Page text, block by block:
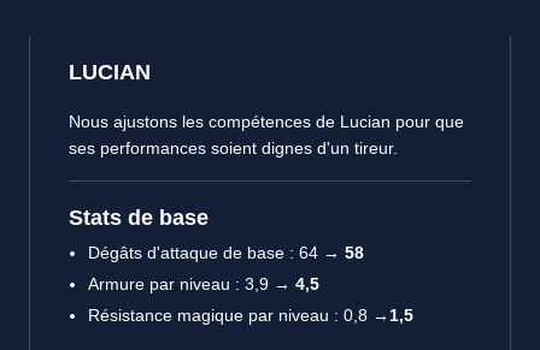
LUCIAN
Nous ajustons les compétences de Lucian pour que
ses performances soient dignes d'un tireur.
Stats de base
Dégâts d'attaque de base : 64 → 58
Armure par niveau : 3,9 → 4,5
Résistance magique par niveau : 0,8 → 1,5